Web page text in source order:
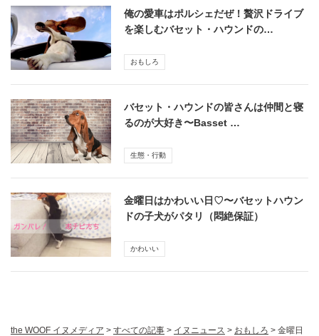
俺の愛車はポルシェだぜ！贅沢ドライブ
を楽しむバセット・ハウンドの…
おもしろ
バセット・ハウンドの皆さんは仲間と寝
るのが大好き〜Basset …
生態・行動
金曜日はかわいい日♡〜バセットハウン
ドの子犬がパタリ（悶絶保証）
かわいい
the WOOF イヌメディア > すべての記事 > イヌニュース > おもしろ > 金曜日